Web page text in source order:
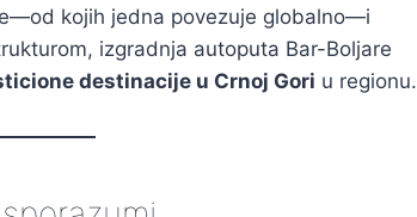
kojih jedna povezuje globalno—i
izgradnja autoputa Bar-Boljare
destinacije u Crnoj Gori u regionu.